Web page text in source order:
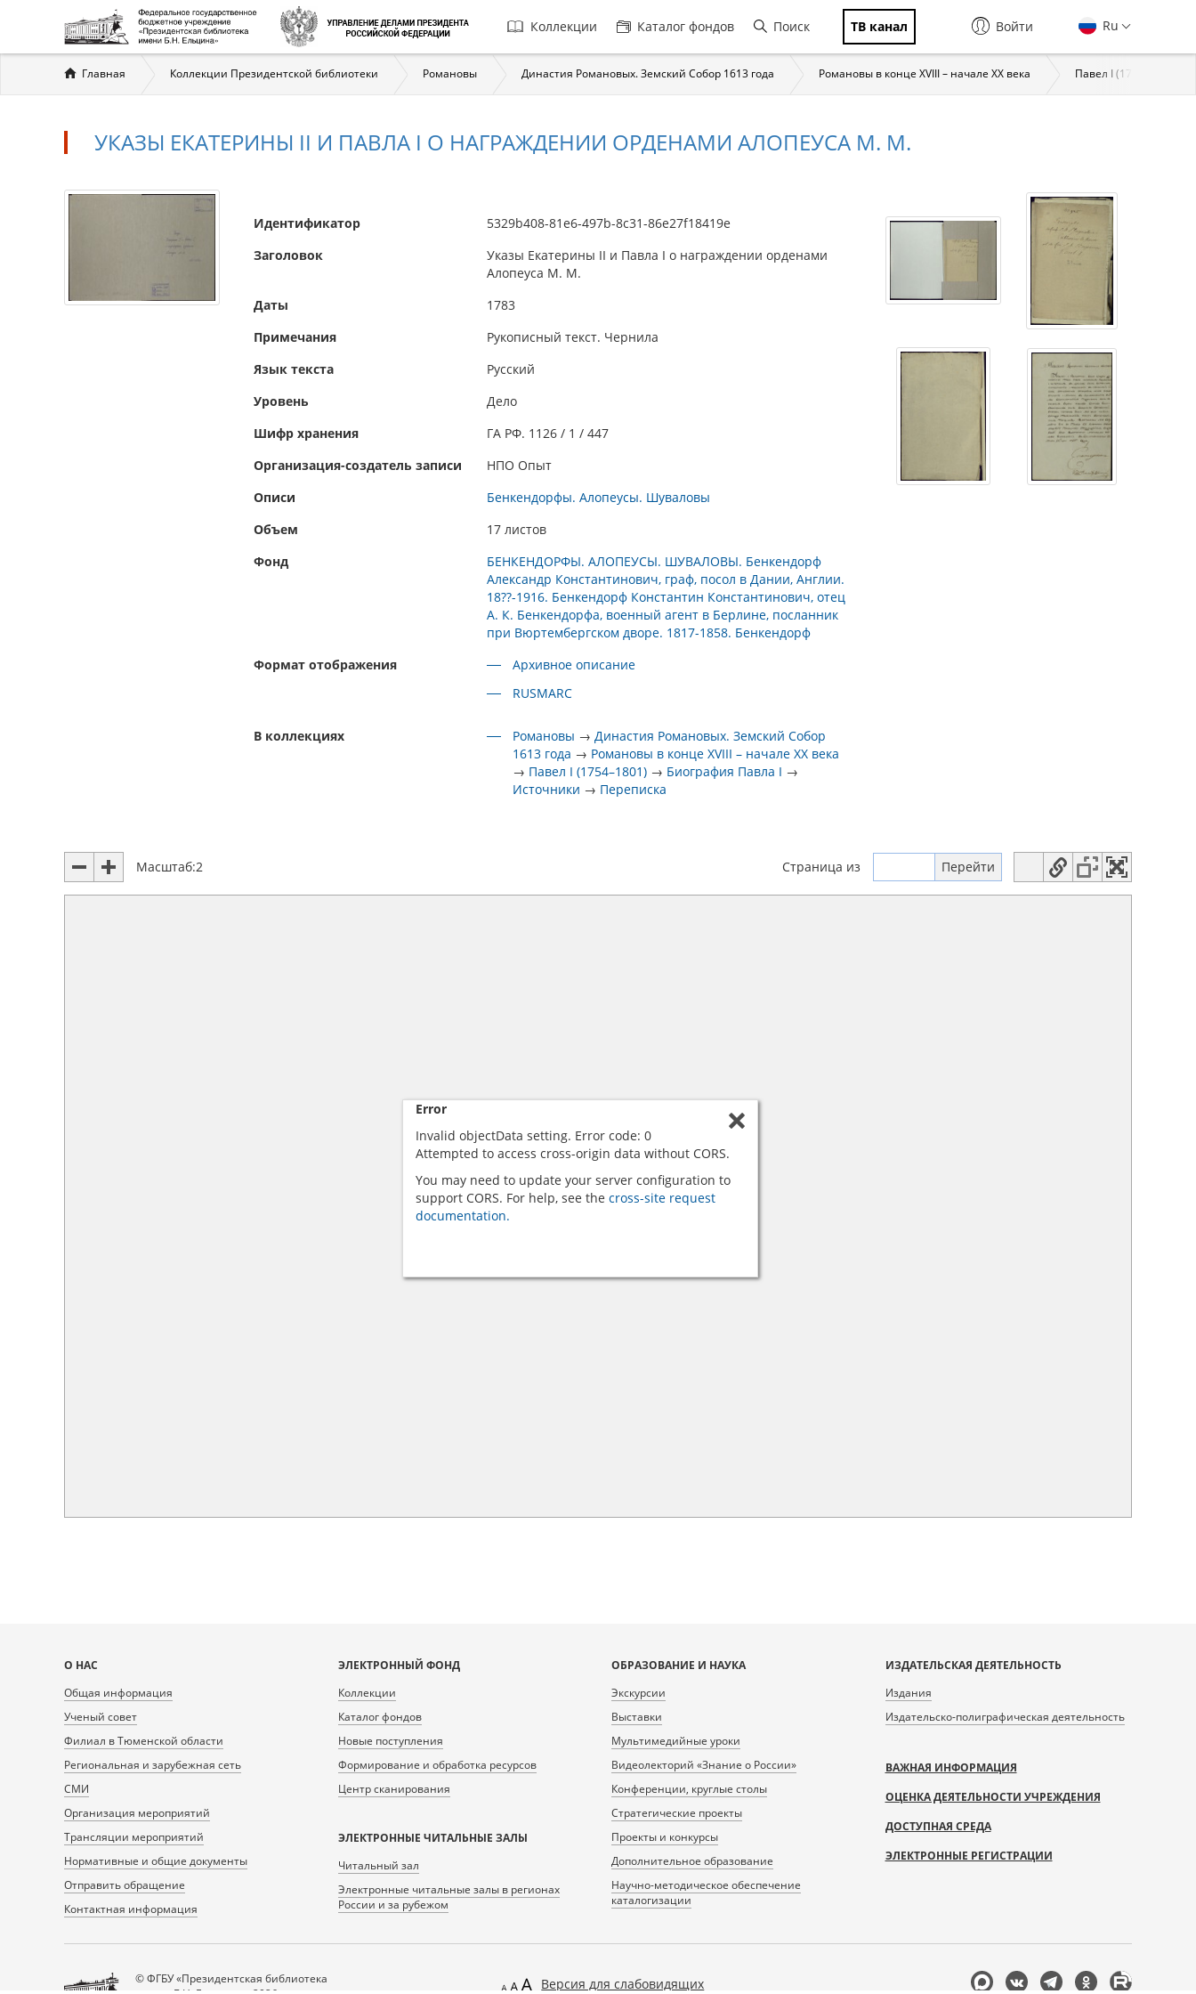
Главная
навигация
Коллекции Каталог фондов Поиск ТВ канал Ru
Войти
Вы
здесь
Главная Коллекции Президентской библиотеки Романовы Династия Романовых. Земский Собор 1613 года Романовы в конце XVIII – начале XX века Павел I (1754–1801)
УКАЗЫ ЕКАТЕРИНЫ II И ПАВЛА I О НАГРАЖДЕНИИ ОРДЕНАМИ АЛОПЕУСА М. М.
Идентификатор
5329b408-81e6-497b-8c31-86e27f18419e
Заголовок
Указы Екатерины II и Павла I о награждении орденами
Алопеуса М. М.
Даты
1783
Примечания
Рукописный текст. Чернила
Язык текста
Русский
Уровень
Дело
Шифр хранения
ГА РФ. 1126 / 1 / 447
Организация-создатель записи
НПО Опыт
Описи
Бенкендорфы. Алопеусы. Шуваловы
Объем
17 листов
Фонд
БЕНКЕНДОРФЫ. АЛОПЕУСЫ. ШУВАЛОВЫ. Бенкендорф
Александр Константинович, граф, посол в Дании, Англии.
18??-1916. Бенкендорф Константин Константинович, отец
А. К. Бенкендорфа, военный агент в Берлине, посланник
при Вюртембергском дворе. 1817-1858. Бенкендорф
Формат отображения
Архивное описание
RUSMARC
В коллекциях Романовы →Династия Романовых. Земский Собор
1613 года → Романовы в конце XVIII – начале XX века
→ Павел I (1754–1801) → Биография Павла I →
Источники → Переписка
Масштаб:2 Страница из
Error
Invalid objectData setting. Error code: 0
Attempted to access cross-origin data without CORS.
You may need to update your server configuration to
support CORS. For help, see the cross-site request
documentation.
Карта
сайта
О НАС
Общая информация
Ученый совет
Филиал в Тюменской области
Региональная и зарубежная сеть
СМИ
Организация мероприятий
Трансляции мероприятий
Нормативные и общие документы
Отправить обращение
Контактная информация
ЭЛЕКТРОННЫЙ ФОНД
Коллекции
Каталог фондов
Новые поступления
Формирование и обработка ресурсов
Центр сканирования
ЭЛЕКТРОННЫЕ ЧИТАЛЬНЫЕ ЗАЛЫ
Читальный зал
Электронные читальные залы в регионах
России и за рубежом
ОБРАЗОВАНИЕ И НАУКА
Экскурсии
Выставки
Мультимедийные уроки
Видеолекторий «Знание о России»
Конференции, круглые столы
Стратегические проекты
Проекты и конкурсы
Дополнительное образование
Научно-методическое обеспечение
каталогизации
ИЗДАТЕЛЬСКАЯ ДЕЯТЕЛЬНОСТЬ
Издания
Издательско-полиграфическая деятельность
ВАЖНАЯ ИНФОРМАЦИЯ
ОЦЕНКА ДЕЯТЕЛЬНОСТИ УЧРЕЖДЕНИЯ
ДОСТУПНАЯ СРЕДА
ЭЛЕКТРОННЫЕ РЕГИСТРАЦИИ
© ФГБУ «Президентская библиотека
Версия для слабовидящих